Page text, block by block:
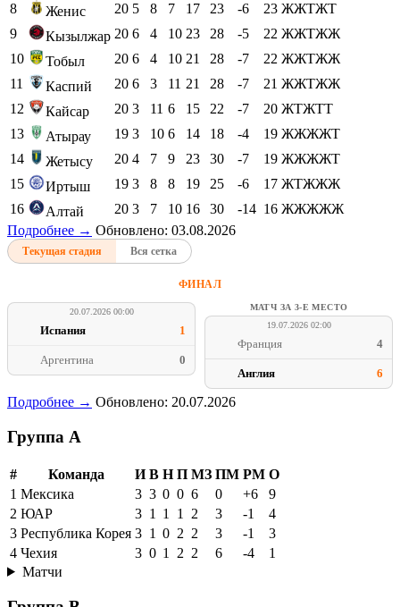
8
Женис 20 5 8 7 17 23 -6 23 ЖЖТЖТ
9
Кызылжар 20 6 4 10 23 28 -5 22 ЖЖТЖЖ
10
Тобыл 20 6 4 10 21 28 -7 22 ЖЖТЖЖ
11
Каспий 20 6 3 11 21 28 -7 21 ЖЖТЖЖ
12
Кайсар 20 3 11 6 15 22 -7 20 ЖТЖТТ
13
Атырау 19 3 10 6 14 18 -4 19 ЖЖЖЖТ
14
Жетысу 20 4 7 9 23 30 -7 19 ЖЖЖЖТ
15
Иртыш 19 3 8 8 19 25 -6 17 ЖТЖЖЖ
16
Алтай 20 3 7 10 16 30 -14 16 ЖЖЖЖЖ
Подробнее → Обновлено: 03.08.2026
Текущая стадия Вся сетка
ФИНАЛ
20.07.2026 00:00
Испания 1
Аргентина 0
МАТЧ ЗА 3-Е МЕСТО
19.07.2026 02:00
Франция 4
Англия 6
Подробнее → Обновлено: 20.07.2026
Группа A
# Команда И В Н П МЗ ПМ РМ О
1 Мексика 3 3 0 0 6 0 +6
9
2 ЮАР 3 1 1 1 2 3 -1
4
3 Республика Корея 3 1 0 2 2 3 -1
3
4 Чехия 3 0 1 2 2 6 -4
1
Матчи